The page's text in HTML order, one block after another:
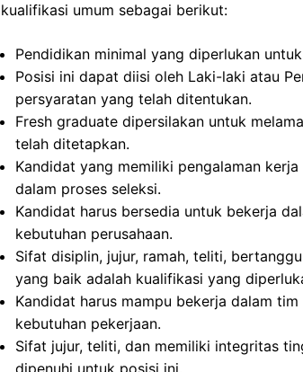
kualifikasi umum sebagai berikut:
Pendidikan minimal yang diperlukan
Posisi ini dapat diisi oleh Laki-laki atau
persyaratan yang telah ditentukan.
Fresh graduate dipersilakan untuk
telah ditetapkan.
Kandidat yang memiliki pengalaman
dalam proses seleksi.
Kandidat harus bersedia untuk bekerja
kebutuhan perusahaan.
Sifat disiplin, jujur, ramah, teliti,
yang baik adalah kualifikasi yang
Kandidat harus mampu bekerja dalam
kebutuhan pekerjaan.
Sifat jujur, teliti, dan memiliki integritas
dipenuhi untuk posisi ini.